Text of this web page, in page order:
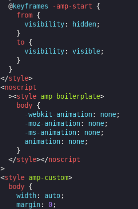
@keyframes -amp-start
{
from {
visibility: hidden;
}
to {
visibility: visible;
}
}
</style>
<noscript
><style amp-boilerplate>
body {
-webkit-animation: none;
-moz-animation: none;
-ms-animation: none;
animation: none;
}
</style></noscript
>
<style amp-custom>
body {
width: auto;
margin: 0;